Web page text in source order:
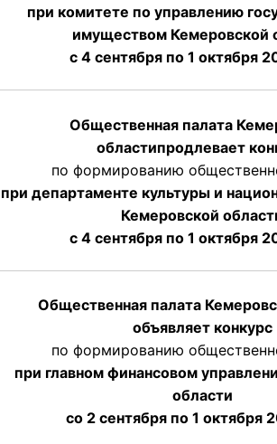
при комитете по управлению
имуществом Кемеровской
с 4 сентября по 1 октября
Общественная палата
областипродлевает
по формированию
при департаменте культуры и
Кемеровской
с 4 сентября по 1 октября
Общественная палата
объявляет конкурс
по формированию
при главном финансовом
области
со 2 сентября по 1 октября